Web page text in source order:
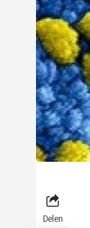
Delen